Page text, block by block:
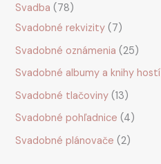
Svadba
78
Svadobné rekvizity 7
Svadobné oznámenia
25
Svadobné albumy a knihy hostí
Svadobné tlačoviny 13
Svadobné pohľadnice 4
Svadobné plánovače
2